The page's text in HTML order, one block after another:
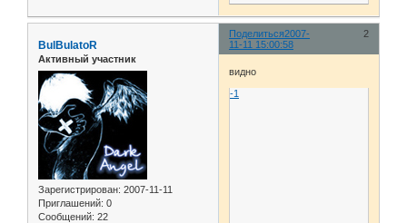
Поделиться 2
2007-
11-11 15:00:58
BulBulatoR
Активный участник
Зарегистрирован: 2007-11-11
Приглашений: 0
Сообщений: 22
видно
-1